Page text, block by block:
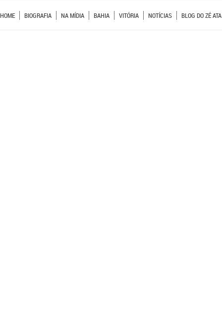
HOME BIOGRAFIA NA MÍDIA BAHIA VITÓRIA NOTÍCIAS BLOG DO ZÉ